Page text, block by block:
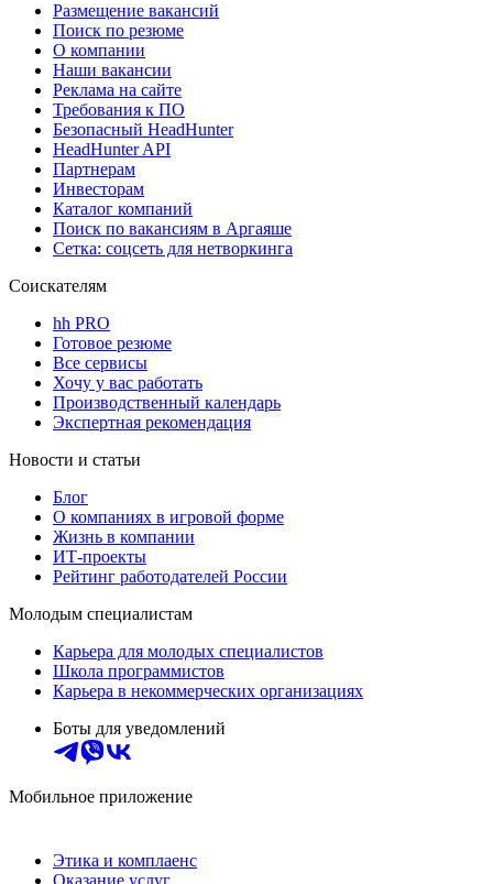
Размещение вакансий
Поиск по резюме
О компании
Наши вакансии
Реклама на сайте
Требования к ПО
Безопасный HeadHunter
HeadHunter API
Партнерам
Инвесторам
Каталог компаний
Поиск по вакансиям в Аргаяше
Сетка: соцсеть для нетворкинга
Соискателям
hh PRO
Готовое резюме
Все сервисы
Хочу у вас работать
Производственный календарь
Экспертная рекомендация
Новости и статьи
Блог
О компаниях в игровой форме
Жизнь в компании
ИТ-проекты
Рейтинг работодателей России
Молодым специалистам
Карьера для молодых специалистов
Школа программистов
Карьера в некоммерческих организациях
Боты для уведомлений
Мобильное приложение
Этика и комплаенс